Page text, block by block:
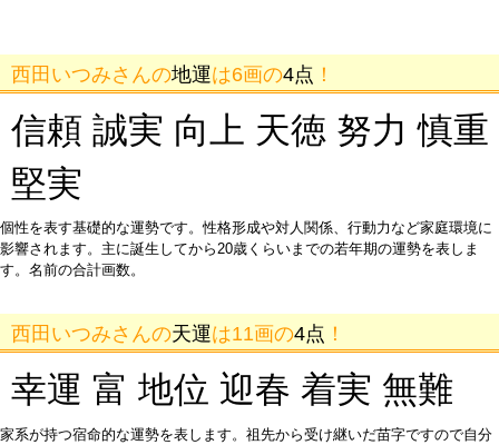
西田いつみさんの地運は6画の4点 ！
信頼 誠実 向上 天徳 努力 慎重
堅実
個性を表す基礎的な運勢です。性格形成や対人関係、行動力など家庭環境に
影響されます。主に誕生してから20歳くらいまでの若年期の運勢を表しま
す。名前の合計画数。
西田いつみさんの天運は11画の4点 ！
幸運 富 地位 迎春 着実 無難
家系が持つ宿命的な運勢を表します。祖先から受け継いだ苗字ですので自分